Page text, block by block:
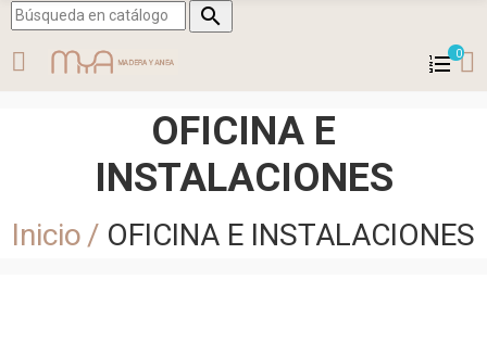

0
OFICINA E
INSTALACIONES
Inicio OFICINA E INSTALACIONES